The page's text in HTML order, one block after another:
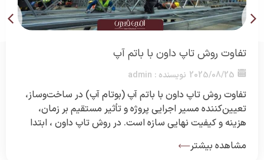
مزایا و معایب روش تاپ داون
2025/08/20 نویسنده : admin
روش تاپ داون (Top Down) به عنوان یکی از روش‌های مدرن
و کارآمد در اجرای پروژه‌های ساختمانی و پایداری گودها، طی
سال‌های اخیر مورد توجه مهندسان و مجریان قرار گرفته
ساخت روسازه و زیرسازه به طور همزمان و مرحله به مرحله
مشاهده بیشتر